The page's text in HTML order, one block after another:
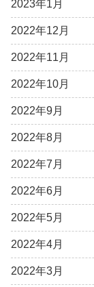
2023年1月
2022年12月
2022年11月
2022年10月
2022年9月
2022年8月
2022年7月
2022年6月
2022年5月
2022年4月
2022年3月